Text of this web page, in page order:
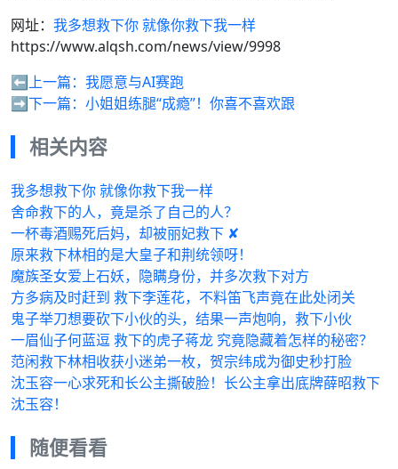
网址： 我多想救下你 就像你救下我一样
https://www.alqsh.com/news/view/9998
⬅️上一篇： 我愿意与AI赛跑
➡️下一篇： 小姐姐练腿“成瘾”！你喜不喜欢跟
相关内容
我多想救下你 就像你救下我一样
舍命救下的人，竟是杀了自己的人？
一杯毒酒赐死后妈，却被丽妃救下 ✘
原来救下林相的是大皇子和荆统领呀！
魔族圣女爱上石妖，隐瞒身份，并多次救下对方
方多病及时赶到 救下李莲花，不料笛飞声竟在此处闭关
鬼子举刀想要砍下小伙的头，结果一声炮响，救下小伙
一眉仙子何蓝逗 救下的虎子蒋龙 究竟隐藏着怎样的秘密？
范闲救下林相收获小迷弟一枚，贺宗纬成为御史秒打脸
沈玉容一心求死和长公主撕破脸！长公主拿出底牌薛昭救下
沈玉容！
随便看看